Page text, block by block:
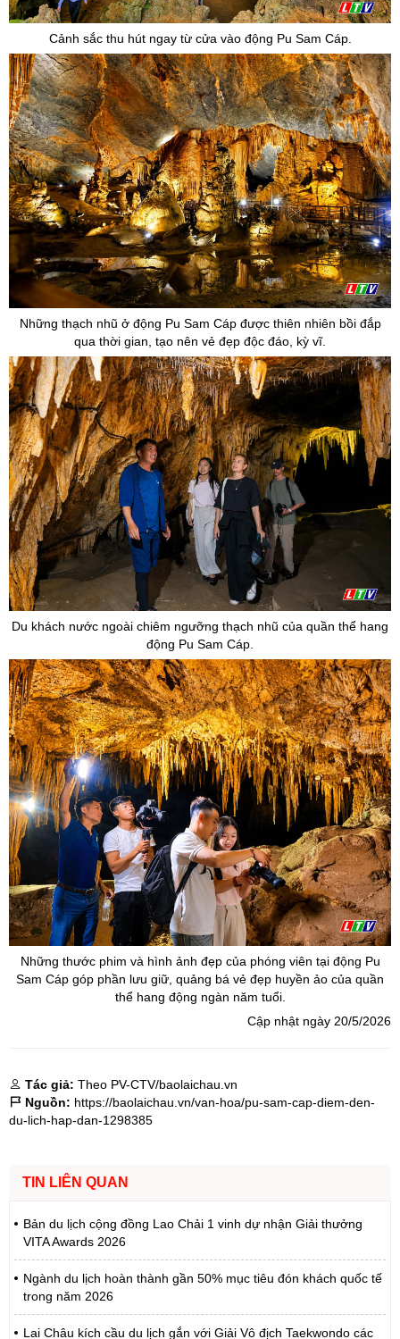
Cảnh sắc thu hút ngay từ cửa vào động Pu Sam Cáp.
Những thạch nhũ ở động Pu Sam Cáp được thiên nhiên bồi đắp
qua thời gian, tạo nên vẻ đẹp độc đáo, kỳ vĩ.
Du khách nước ngoài chiêm ngưỡng thạch nhũ của quần thể hang
động Pu Sam Cáp.
Những thước phim và hình ảnh đẹp của phóng viên tại động Pu
Sam Cáp góp phần lưu giữ, quảng bá vẻ đẹp huyền ảo của quần
thể hang động ngàn năm tuổi.
Cập nhật ngày 20/5/2026
Tác giả: Theo PV-CTV/baolaichau.vn
Nguồn: https://baolaichau.vn/van-hoa/pu-sam-cap-diem-den-
du-lich-hap-dan-1298385
TIN LIÊN QUAN
Bản du lịch cộng đồng Lao Chải 1 vinh dự nhận Giải thưởng
VITA Awards 2026
Ngành du lịch hoàn thành gần 50% mục tiêu đón khách quốc tế
trong năm 2026
Lai Châu kích cầu du lịch gắn với Giải Vô địch Taekwondo các